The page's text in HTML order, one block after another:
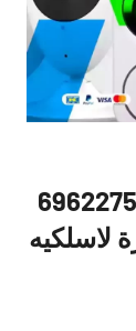
مراقبة القصر 69622758
لاسلكيه